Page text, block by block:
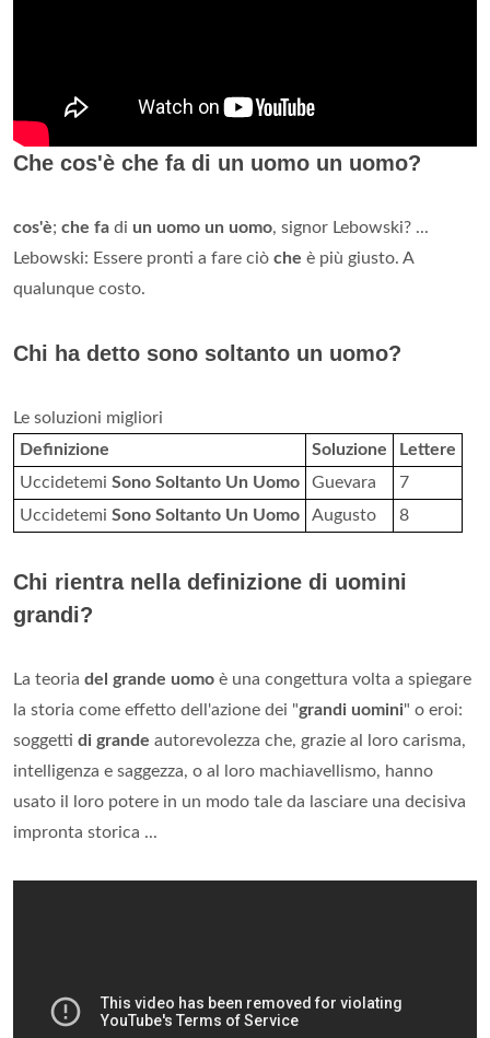
Che cos'è che fa di un uomo un uomo?
cos'è; che fa di un uomo un uomo, signor Lebowski? ...
Lebowski: Essere pronti a fare ciò che è più giusto. A
qualunque costo.
Chi ha detto sono soltanto un uomo?
Le soluzioni migliori
Definizione
Soluzione
Lettere
Uccidetemi Sono Soltanto Un Uomo Guevara
7
Uccidetemi Sono Soltanto Un Uomo Augusto 8
Chi rientra nella definizione di uomini
grandi?
La teoria del grande uomo è una congettura volta a spiegare
la storia come effetto dell'azione dei "grandi uomini" o eroi:
soggetti di grande autorevolezza che, grazie al loro carisma,
intelligenza e saggezza, o al loro machiavellismo, hanno
usato il loro potere in un modo tale da lasciare una decisiva
impronta storica ...